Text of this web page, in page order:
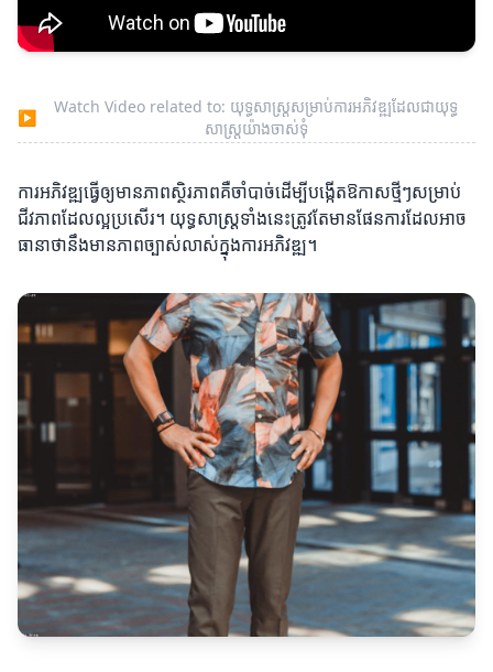
▶
Watch Video related to: យុទ្ធសាស្ត្រសម្រាប់ការអភិវឌ្ឍដែលជាយុទ្ធ
សាស្ត្រយ៉ាងចាស់ទុំ
ការអភិវឌ្ឍធ្វើឲ្យមានភាពស្ថិរភាពគឺចាំបាច់ដើម្បីបង្កើតឱកាសថ្មីៗសម្រាប់
ជីវភាពដែលល្អប្រសើរ។ យុទ្ធសាស្ត្រទាំងនេះត្រូវតែមានផែនការដែលអាច
ធានាថានឹងមានភាពច្បាស់លាស់ក្នុងការអភិវឌ្ឍ។